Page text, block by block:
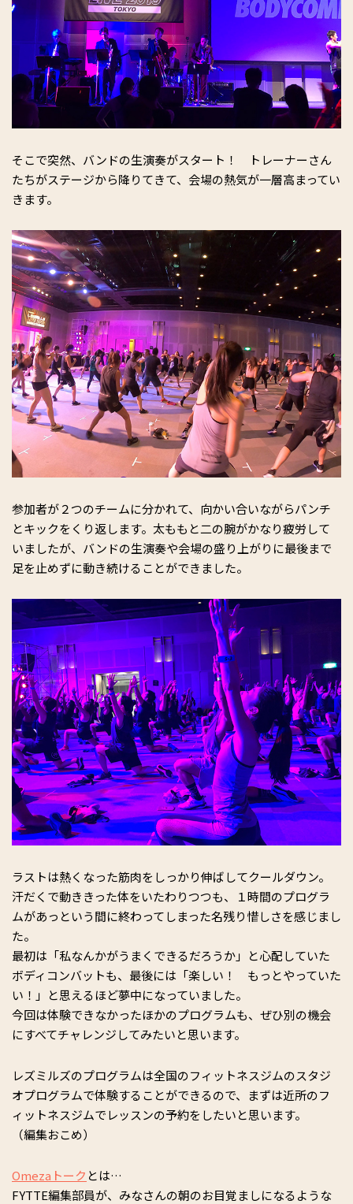
そこで突然、バンドの生演奏がスタート！ トレーナーさん
たちがステージから降りてきて、会場の熱気が一層高まってい
きます。
参加者が２つのチームに分かれて、向かい合いながらパンチ
とキックをくり返します。太ももと二の腕がかなり疲労して
いましたが、バンドの生演奏や会場の盛り上がりに最後まで
足を止めずに動き続けることができました。
ラストは熱くなった筋肉をしっかり伸ばしてクールダウン。
汗だくで動ききった体をいたわりつつも、１時間のプログラ
ムがあっという間に終わってしまった名残り惜しさを感じまし
た。
最初は「私なんかがうまくできるだろうか」と心配していた
ボディコンバットも、最後には「楽しい！ もっとやっていた
い！」と思えるほど夢中になっていました。
今回は体験できなかったほかのプログラムも、ぜひ別の機会
にすべてチャレンジしてみたいと思います。
レズミルズのプログラムは全国のフィットネスジムのスタジ
オプログラムで体験することができるので、まずは近所のフ
ィットネスジムでレッスンの予約をしたいと思います。
（編集おこめ）
Omezaトーク とは…
FYTTE編集部員が、みなさんの朝のお目覚ましになるような